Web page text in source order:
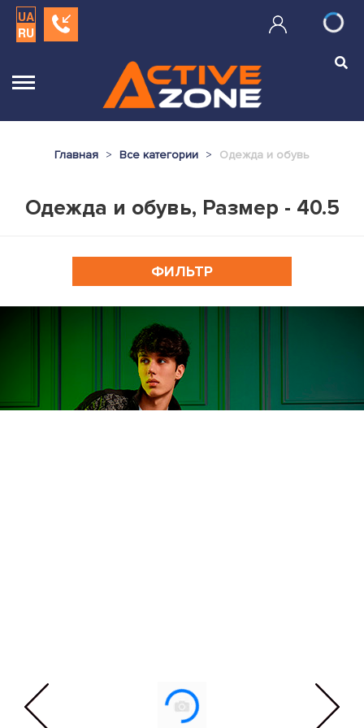
UA
RU
Главная Все категории Одежда и обувь
Одежда и обувь, Размер - 40.5
ФИЛЬТР